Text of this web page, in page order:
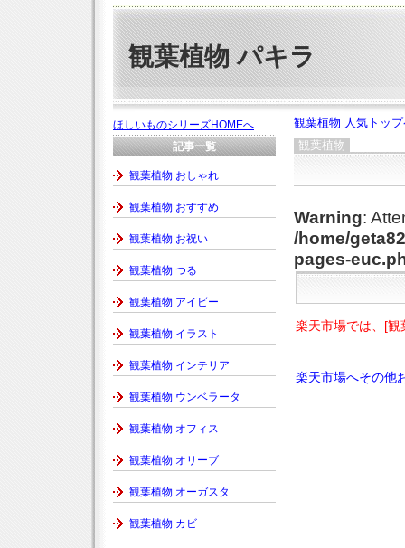
観葉植物 パキラ
観葉植物 人気トッ
観葉植物
Warning:
/home/
pages-
楽天市場では、[
楽天市場へその他
ほしいものシリーズHOMEへ
記事一覧
観葉植物 おしゃれ
観葉植物 おすすめ
観葉植物 お祝い
観葉植物 つる
観葉植物 アイビー
観葉植物 イラスト
観葉植物 インテリア
観葉植物 ウンベラータ
観葉植物 オフィス
観葉植物 オリーブ
観葉植物 オーガスタ
観葉植物 カビ